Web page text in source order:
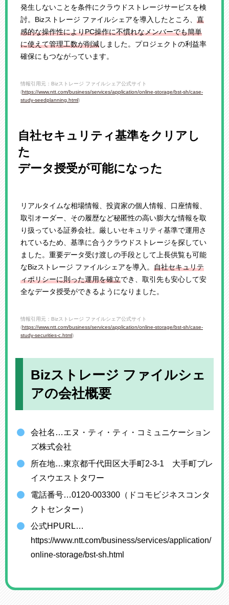
発生しないことを条件にクラウドストレージサービスを検
討。Bizストレージ ファイルシェアを導入したところ、 直
感的な操作性によりPC操作に不慣れなメンバーでも簡単
に使えて管理工数が削減しました。プロジェクトの利益率
確保にもつながっています。
情報引用元：Bizストレージ ファイルシェア公式サイト
(https://www.ntt.com/business/services/application/online-storage/bst-sh/case-
study-seedplanning.html)
自社セキュリティ基準をクリアし
た
データ授受が可能になった
リアルタイムな相場情報、投資家の個人情報、口座情報、
取引オーダー、その履歴など秘匿性の高い膨大な情報を取
り扱っている証券会社。厳しいセキュリティ基準で運用さ
れているため、基準に合うクラウドストレージを探してい
ました。重要データ受け渡しの手段として上長供覧も可能
なBizストレージ ファイルシェアを導入。 自社セキュリテ
ィポリシーに則った運用を確立でき、取引先も安心して安
全なデータ授受ができるようになりました。
情報引用元：Bizストレージ ファイルシェア公式サイト
(https://www.ntt.com/business/services/application/online-storage/bst-sh/case-
study-securities-c.html)
Bizストレージ ファイルシェ
アの会社概要
会社名…エヌ・ティ・ティ・コミュニケーション
ズ株式会社
所在地…東京都千代田区大手町2-3-1 大手町プレ
イスウエストタワー
電話番号…0120-003300（ドコモビジネスコンタ
クトセンター）
公式HPURL…
https://www.ntt.com/business/services/application/
online-storage/bst-sh.html